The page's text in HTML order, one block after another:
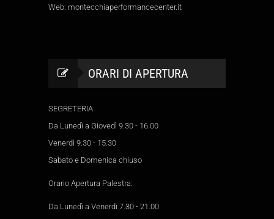
Web: montecchiaperformancecenter.it
ORARI DI APERTURA
SEGRETERIA
Da Lunedì a Giovedì 9.30 - 16.00
Venerdì 9.30 - 15.30
Sabato e Domenica chiuso
Orario Apertura Palestra:
Da Lunedì a Venerdi 7.30 - 21.00